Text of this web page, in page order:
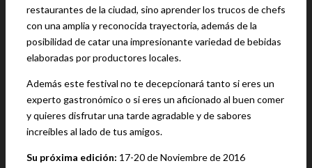
restaurantes de la ciudad, sino aprender los trucos de chefs
con una amplia y reconocida trayectoria, además de la
posibilidad de catar una impresionante variedad de bebidas
elaboradas por productores locales.
Además este festival no te decepcionará tanto si eres un
experto gastronómico o si eres un aficionado al buen comer
y quieres disfrutar una tarde agradable y de sabores
increíbles al lado de tus amigos.
Su próxima edición: 17-20 de Noviembre de 2016